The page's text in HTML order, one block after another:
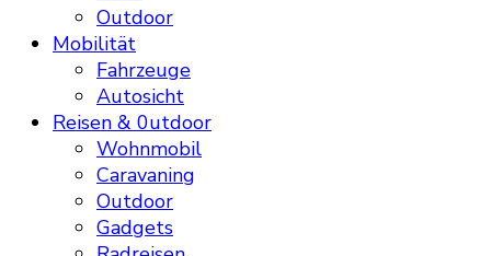
Outdoor
Mobilität
Fahrzeuge
Autosicht
Reisen & 0utdoor
Wohnmobil
Caravaning
Outdoor
Gadgets